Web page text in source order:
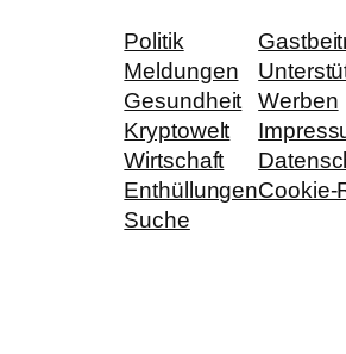
Politik
Meldungen
Gesundheit
Kryptowelt
Wirtschaft
Enthüllungen
Suche
Werben
Cookie-